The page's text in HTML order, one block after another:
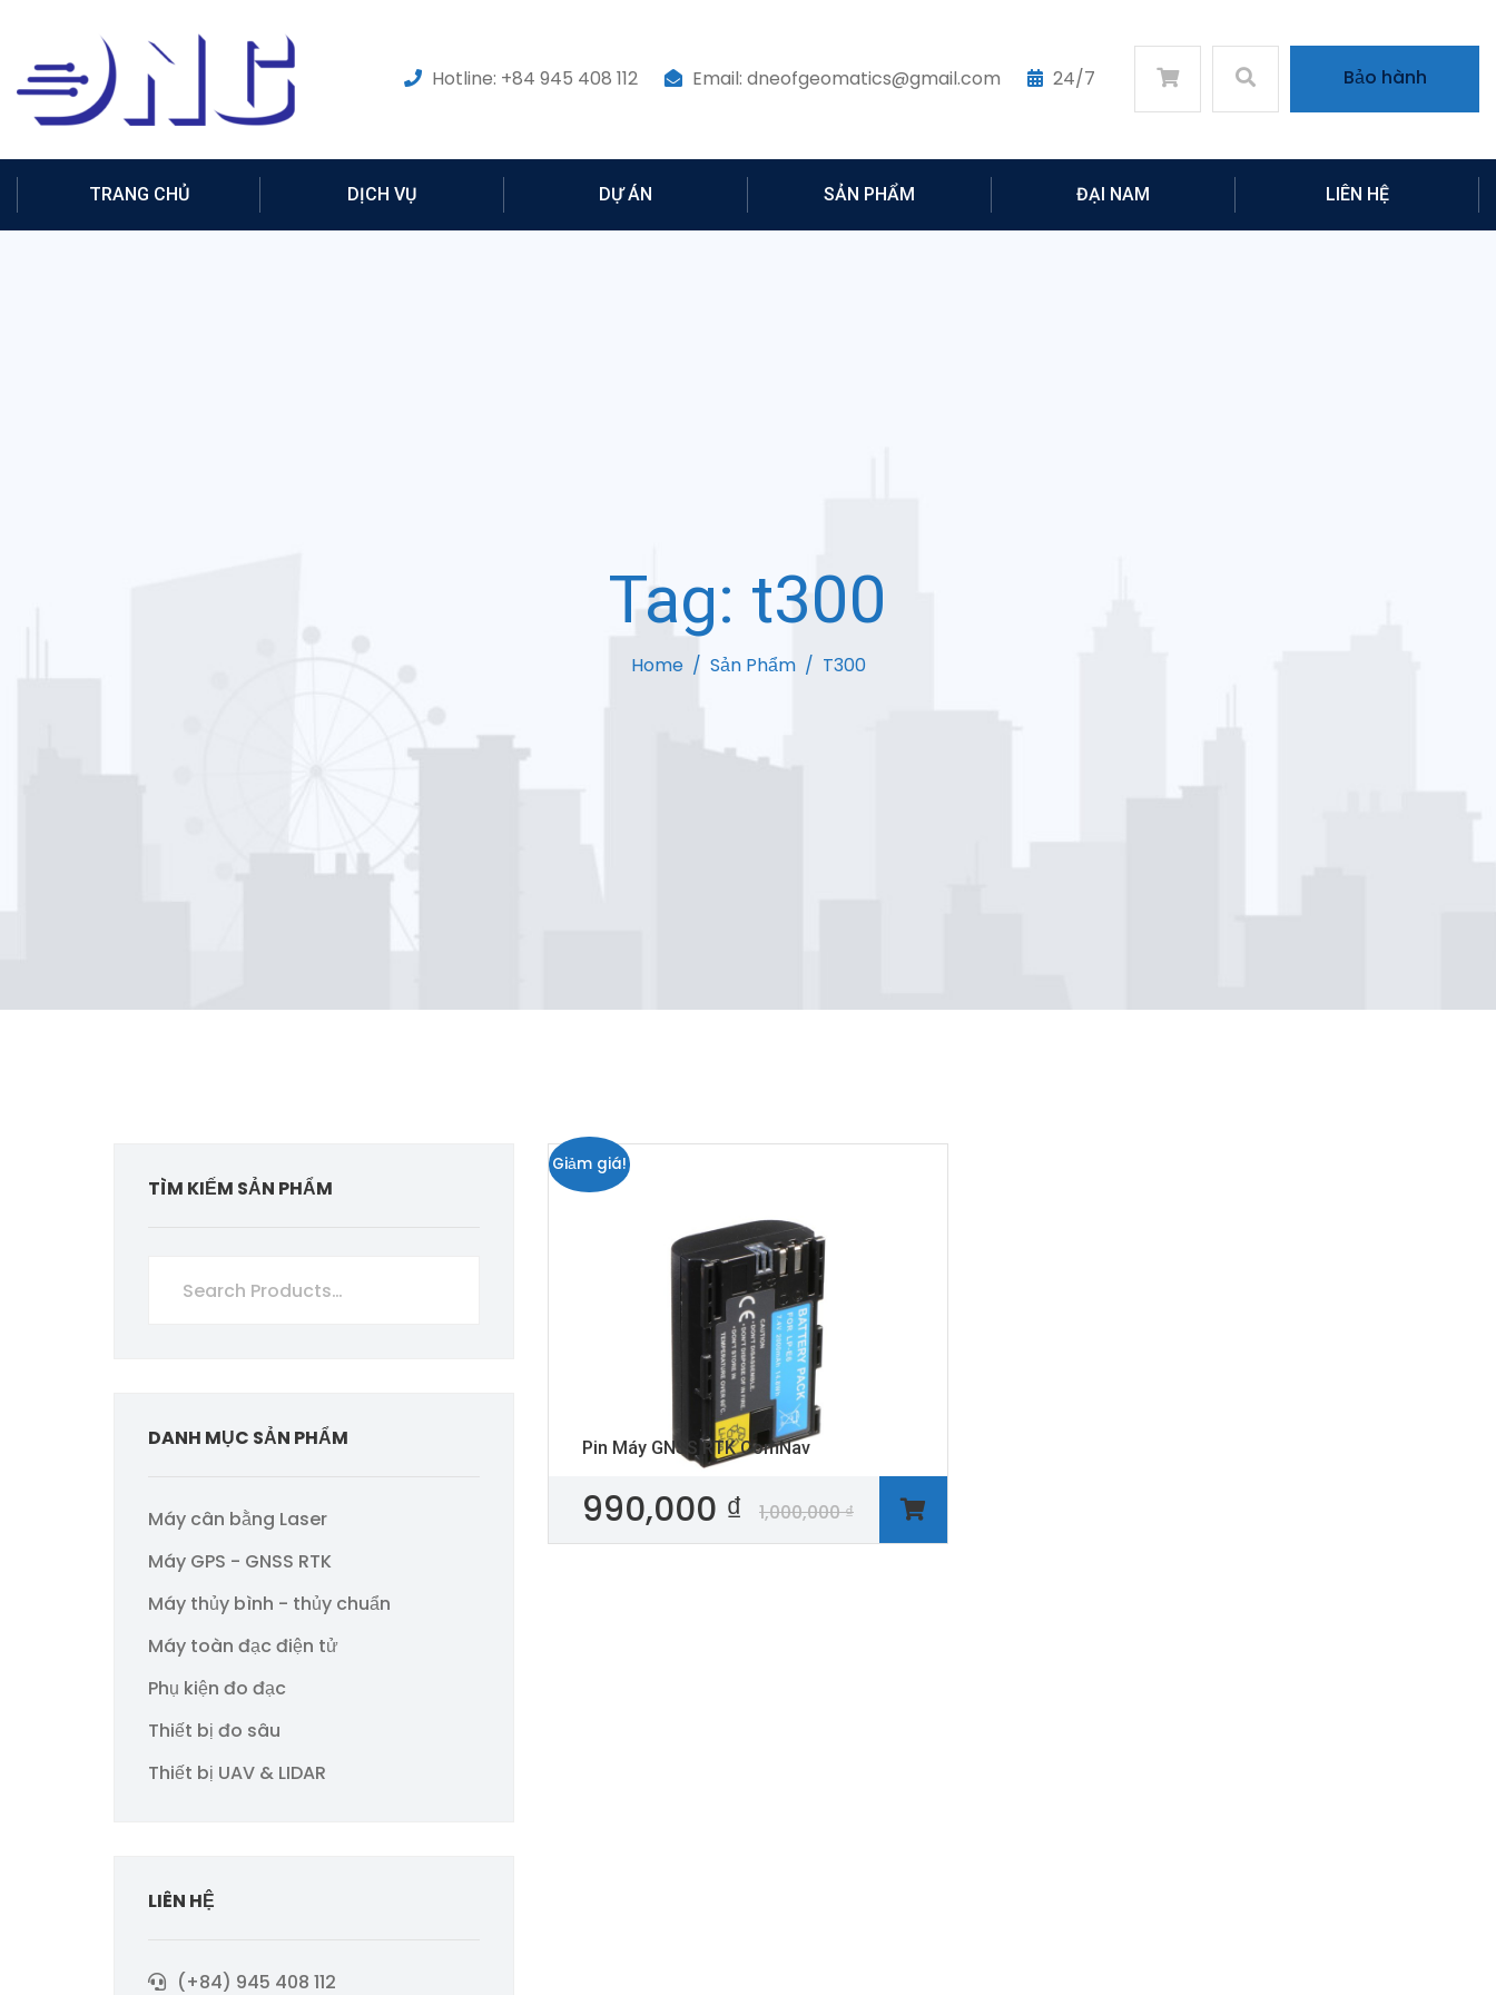
Hotline: +84 945 408 112 Email: dneofgeomatics@gmail.com 24/7 Bảo hành
TRANG CHỦ DỊCH VỤ DỰ ÁN SẢN PHẨM ĐẠI NAM LIÊN HỆ
Tag: t300
Home Sản Phẩm T300
TÌM KIẾM SẢN PHẨM
DANH MỤC SẢN PHẨM
Máy cân bằng Laser
Máy GPS - GNSS RTK
Máy thủy bình - thủy chuẩn
Máy toàn đạc điện tử
Phụ kiện đo đạc
Thiết bị đo sâu
Thiết bị UAV & LIDAR
LIÊN HỆ
(+84) 945 408 112
Giảm giá!
Pin Máy GNSS RTK ComNav
1,000,000₫
990,000 ₫